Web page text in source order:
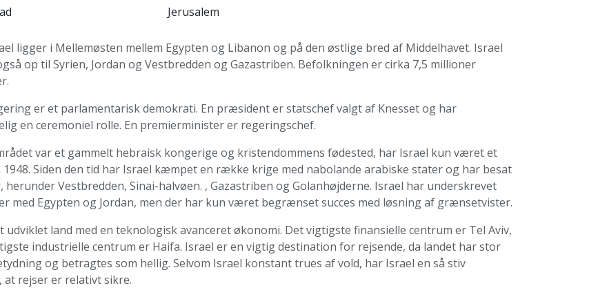
Jerusalem
ligger i Mellemøsten mellem Egypten og Libanon og på den østlige bred af Middelhavet. Israel
op til Syrien, Jordan og Vestbredden og Gazastriben. Befolkningen er cirka 7,5 millioner
er et parlamentarisk demokrati. En præsident er statschef valgt af Knesset og har
en ceremoniel rolle. En premierminister er regeringschef.
var et gammelt hebraisk kongerige og kristendommens fødested, har Israel kun været et
1948. Siden den tid har Israel kæmpet en række krige med nabolande arabiske stater og har besat
Vestbredden, Sinai-halvøen. , Gazastriben og Golanhøjderne. Israel har underskrevet
med Egypten og Jordan, men der har kun været begrænset succes med løsning af grænsetvister.
udviklet land med en teknologisk avanceret økonomi. Det vigtigste finansielle centrum er Tel Aviv,
industrielle centrum er Haifa. Israel er en vigtig destination for rejsende, da landet har stor
og betragtes som hellig. Selvom Israel konstant trues af vold, har Israel en så stiv
at rejser er relativt sikre.